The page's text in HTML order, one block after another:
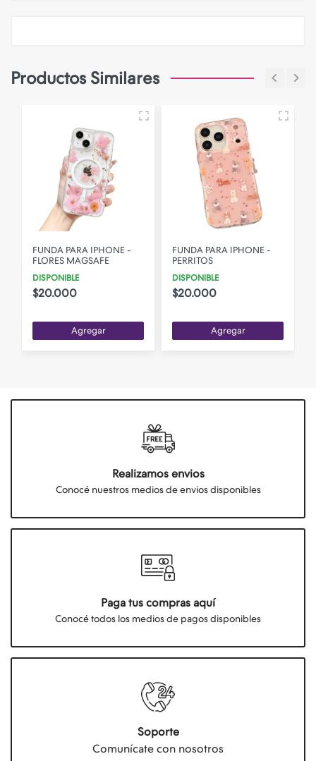
Productos Similares
FUNDA PARA IPHONE -
FLORES MAGSAFE
DISPONIBLE
$20.000
Agregar
FUNDA PARA IPHONE -
PERRITOS
DISPONIBLE
$20.000
Agregar
Realizamos envios
Conocé nuestros medios de envios disponibles
Paga tus compras aquí
Conocé todos los medios de pagos disponibles
Soporte
Comunícate con nosotros